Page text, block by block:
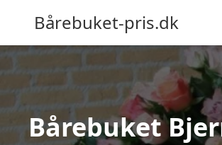
Bårebuket-pris.dk
Bårebuket